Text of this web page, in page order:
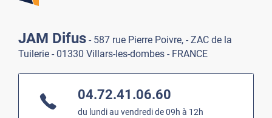
JAM Difus - 587 rue Pierre Poivre, - ZAC de la
Tuilerie - 01330 Villars-les-dombes - FRANCE
04.72.41.06.60
du lundi au vendredi de 09h à 12h